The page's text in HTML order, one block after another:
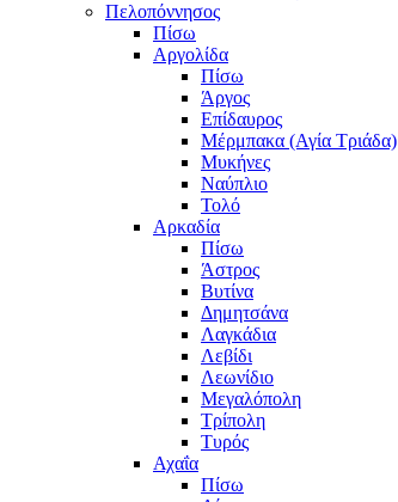
Πελοπόννησος
Πίσω
Αργολίδα
Πίσω
Άργος
Επίδαυρος
Μέρμπακα (Αγία Τριάδα)
Μυκήνες
Ναύπλιο
Τολό
Αρκαδία
Πίσω
Άστρος
Βυτίνα
Δημητσάνα
Λαγκάδια
Λεβίδι
Λεωνίδιο
Μεγαλόπολη
Τρίπολη
Τυρός
Αχαΐα
Πίσω